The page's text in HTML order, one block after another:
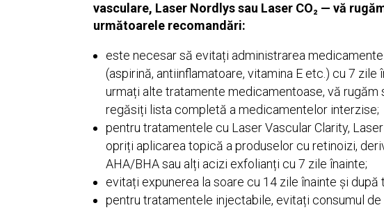
vasculare, Laser Nordlys sau Laser CO₂ — vă
următoarele recomandări:
este necesar să evitați administrarea
(aspirină, antiinflamatoare, vitamina E etc.) cu 7
urmați alte tratamente medicamentoase, vă rugăm
regăsiți lista completă a medicamentelor interzise;
pentru tratamentele cu Laser Vascular Clarity,
opriți aplicarea topică a produselor cu retinoizi,
AHA/BHA sau alți acizi exfolianți cu 7 zile înainte;
evitați expunerea la soare cu 14 zile înainte și după
pentru tratamentele injectabile, evitați consumul